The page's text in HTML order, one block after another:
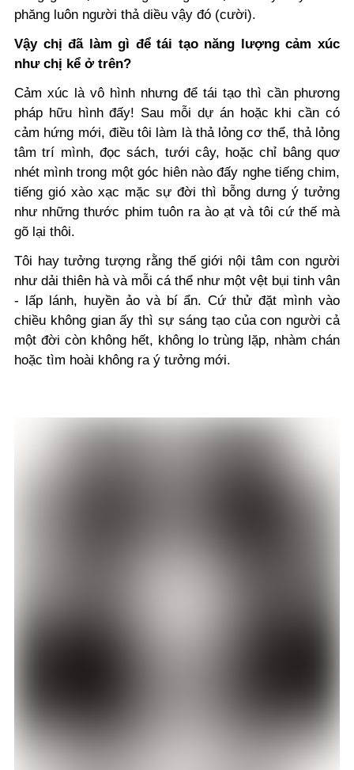
phăng luôn người thả diều vậy đó (cười).
Vậy chị đã làm gì để tái tạo năng lượng cảm xúc
như chị kể ở trên?
Cảm xúc là vô hình nhưng để tái tạo thì cần phương
pháp hữu hình đấy! Sau mỗi dự án hoặc khi cần có
cảm hứng mới, điều tôi làm là thả lỏng cơ thể, thả lỏng
tâm trí mình, đọc sách, tưới cây, hoặc chỉ bâng quơ
nhét mình trong một góc hiên nào đấy nghe tiếng chim,
tiếng gió xào xạc mặc sự đời thì bỗng dưng ý tưởng
như những thước phim tuôn ra ào ạt và tôi cứ thế mà
gõ lại thôi.
Tôi hay tưởng tượng rằng thế giới nội tâm con người
như dải thiên hà và mỗi cá thể như một vệt bụi tinh vân
- lấp lánh, huyền ảo và bí ẩn. Cứ thử đặt mình vào
chiều không gian ấy thì sự sáng tạo của con người cả
một đời còn không hết, không lo trùng lặp, nhàm chán
hoặc tìm hoài không ra ý tưởng mới.